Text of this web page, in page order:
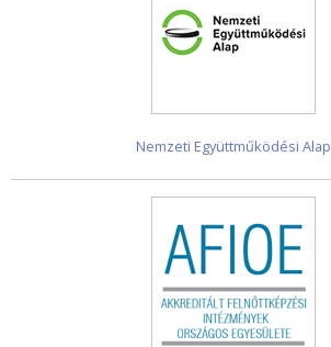
Nemzeti Együttműködési Alap